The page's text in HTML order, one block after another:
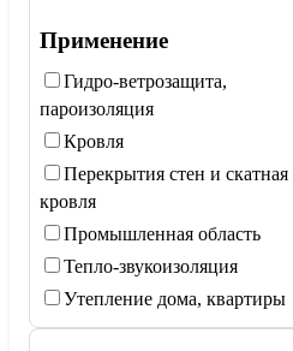
108
133
140
159
8
90
Применение
Гидро-ветрозащита,
пароизоляция
Кровля
Перекрытия стен и скатная
кровля
Промышленная область
Тепло-звукоизоляция
Утепление дома, квартиры